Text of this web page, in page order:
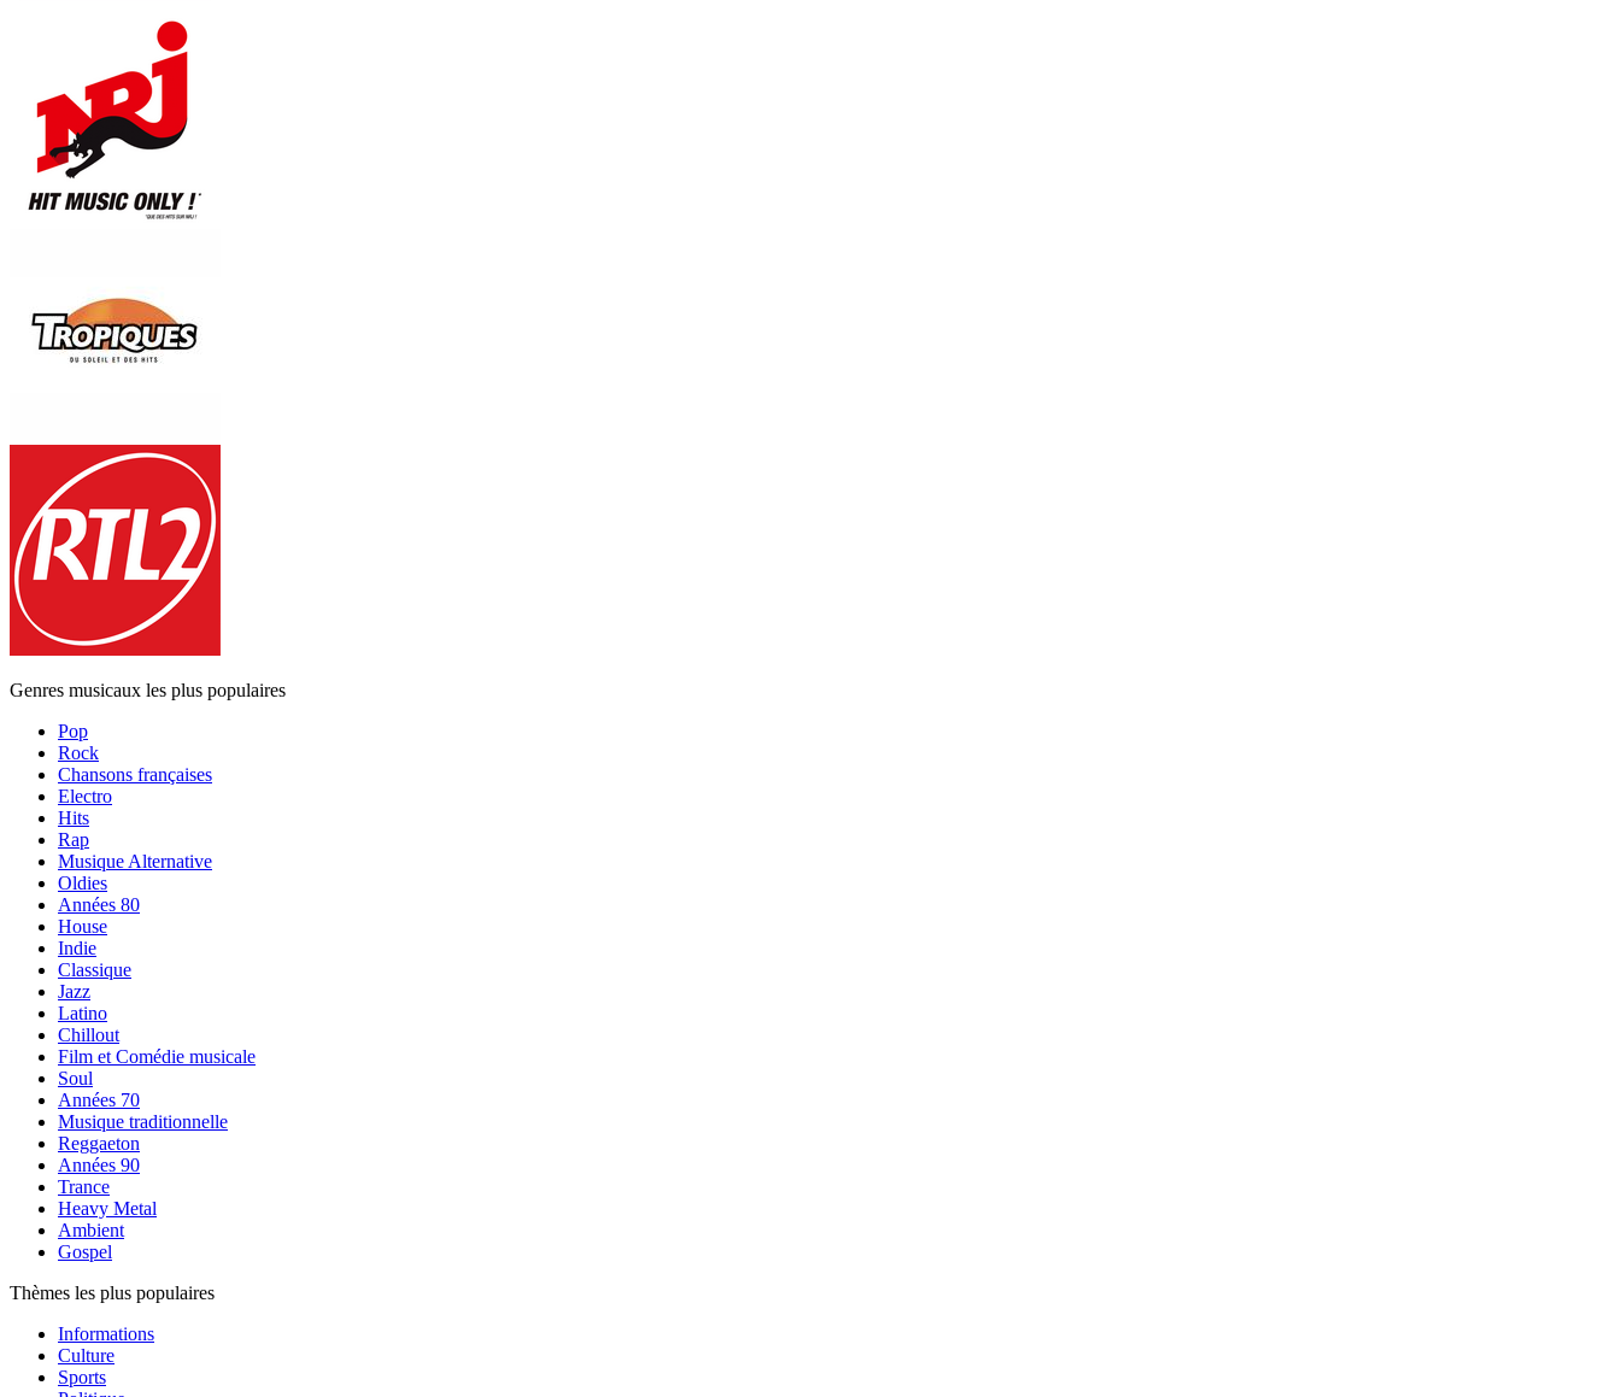
Genres musicaux les plus populaires
Pop
Rock
Chansons françaises
Electro
Hits
Rap
Musique Alternative
Oldies
Années 80
House
Indie
Classique
Jazz
Latino
Chillout
Film et Comédie musicale
Soul
Années 70
Musique traditionnelle
Reggaeton
Années 90
Trance
Heavy Metal
Ambient
Gospel
Thèmes les plus populaires
Informations
Culture
Sports